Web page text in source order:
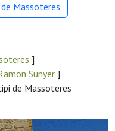
Massoteres
]
Sunyer ]
de Massoteres